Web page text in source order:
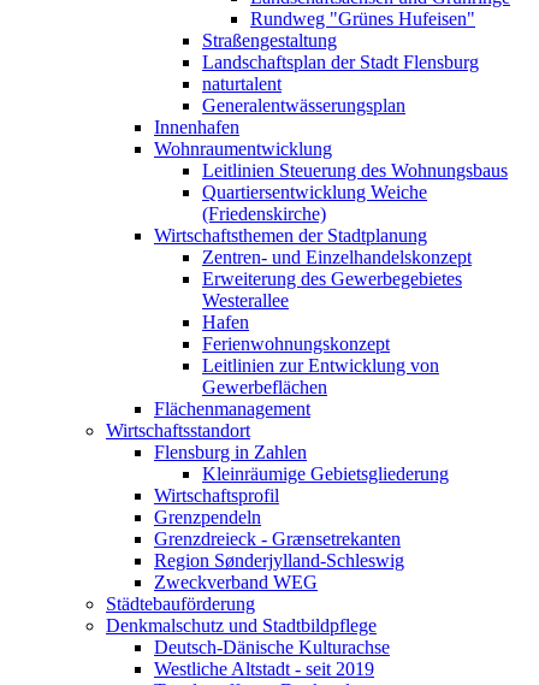
Rundweg "Grünes Hufeisen"
Straßengestaltung
Landschaftsplan der Stadt Flensburg
naturtalent
Generalentwässerungsplan
Innenhafen
Wohnraumentwicklung
Leitlinien Steuerung des Wohnungsbaus
Quartiersentwicklung Weiche
(Friedenskirche)
Wirtschaftsthemen der Stadtplanung
Zentren- und Einzelhandelskonzept
Erweiterung des Gewerbegebietes
Westerallee
Hafen
Ferienwohnungskonzept
Leitlinien zur Entwicklung von
Gewerbeflächen
Flächenmanagement
Wirtschaftsstandort
Flensburg in Zahlen
Kleinräumige Gebietsgliederung
Wirtschaftsprofil
Grenzpendeln
Grenzdreieck - Grænsetrekanten
Region Sønderjylland-Schleswig
Zweckverband WEG
Städtebauförderung
Denkmalschutz und Stadtbildpflege
Deutsch-Dänische Kulturachse
Westliche Altstadt - seit 2019